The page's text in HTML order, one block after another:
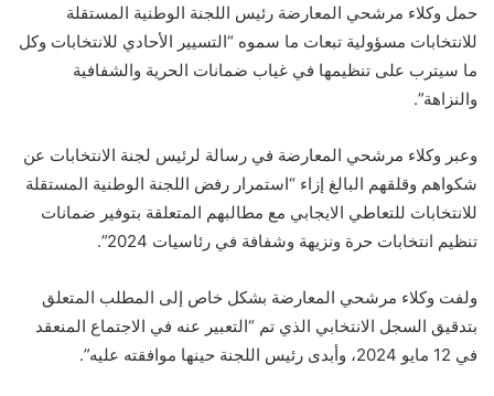
حمل وكلاء مرشحي المعارضة رئيس اللجنة الوطنية المستقلة
للانتخابات مسؤولية تبعات ما سموه “التسيير الأحادي للانتخابات وكل
ما سيترب على تنظيمها في غياب ضمانات الحرية والشفافية
والنزاهة”.
وعبر وكلاء مرشحي المعارضة في رسالة لرئيس لجنة الانتخابات عن
شكواهم وقلقهم البالغ إزاء “استمرار رفض اللجنة الوطنية المستقلة
للانتخابات للتعاطي الايجابي مع مطالبهم المتعلقة بتوفير ضمانات
تنظيم انتخابات حرة ونزيهة وشفافة في رئاسيات 2024”.
ولفت وكلاء مرشحي المعارضة بشكل خاص إلى المطلب المتعلق
بتدقيق السجل الانتخابي الذي تم “التعبير عنه في الاجتماع المنعقد
في 12 مايو 2024، وأبدى رئيس اللجنة حينها موافقته عليه”.